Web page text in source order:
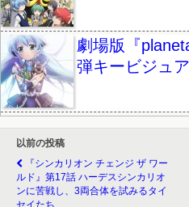
劇場版『
弾キービジュ
以前の投稿
『シンカリオン チェンジ ザ ワー
ルド』第17話 ハーデスシンカリオ
ンに苦戦し、3両合体を試みるタイ
セイたち